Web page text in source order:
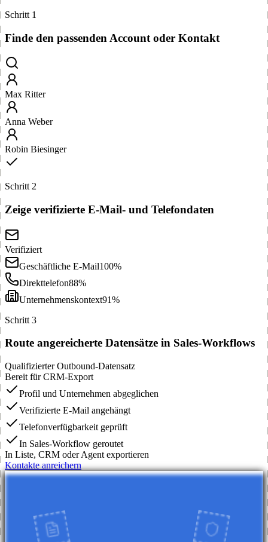
Schritt 1
Finde den passenden Account oder Kontakt
Max Ritter
Anna Weber
Robin Biesinger
Schritt 2
Zeige verifizierte E-Mail- und Telefondaten
Verifiziert
Geschäftliche E-Mail100%
Direkttelefon88%
Unternehmenskontext91%
Schritt 3
Route angereicherte Datensätze in Sales-Workflows
Qualifizierter Outbound-Datensatz
Bereit für CRM-Export
Profil und Unternehmen abgeglichen
Verifizierte E-Mail angehängt
Telefonverfügbarkeit geprüft
In Sales-Workflow geroutet
In Liste, CRM oder Agent exportieren
Kontakte anreichern